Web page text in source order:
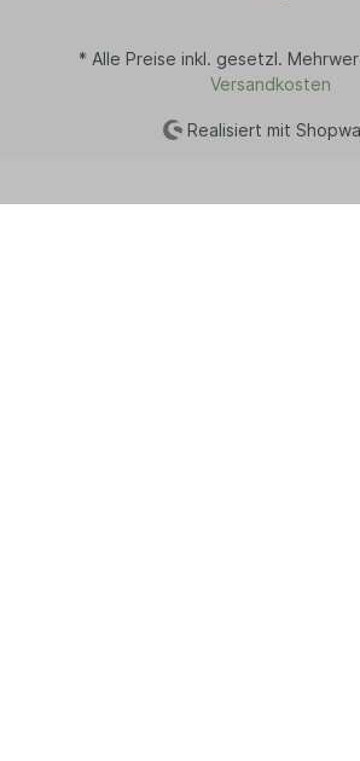
* Alle Preise inkl. gesetzl.
Versandkosten
Realisiert mit